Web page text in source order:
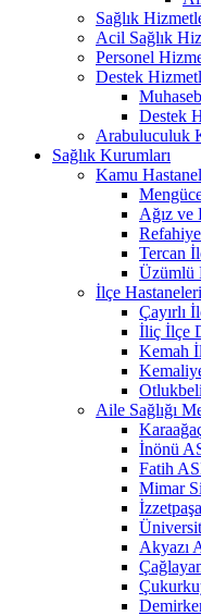
Sağlık
Acil Sağlık
Personel
Destek
Destek
Arabuluculuk
Sağlık Kurumları
Kamu
Ağız ve
Tercan
Üzümlü
İlçe
Çayırlı
İliç İlçe
Kemah
Aile Sağlığı
İnönü
Fatih
Mimar
Akyazı